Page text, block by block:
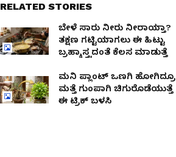
RELATED STORIES
ಬೇಳೆ ಸಾರು ನೀರು ನೀರಾಯ್ತಾ?
ತಕ್ಷಣ ಗಟ್ಟಿಯಾಗಲು ಈ ಹಿಟ್ಟು
ಬ್ರಹ್ಮಾಸ್ತ್ರದಂತೆ ಕೆಲಸ ಮಾಡುತ್ತೆ
ಮನಿ ಪ್ಲಾಂಟ್ ಒಣಗಿ ಹೋಗಿದ್ರೂ
ಮತ್ತೆ ಗುಂಪಾಗಿ ಚಿಗುರೊಡೆಯುತ್ತೆ
ಈ ಟ್ರಿಕ್ ಬಳಸಿ